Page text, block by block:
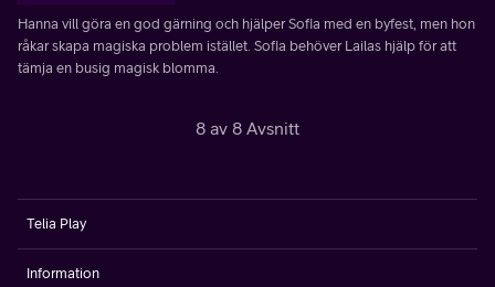
Hanna vill göra en god gärning och hjälper Sofia med en byfest, men hon
råkar skapa magiska problem istället. Sofia behöver Lailas hjälp för att
tämja en busig magisk blomma.
8 av 8 Avsnitt
Telia Play
Information